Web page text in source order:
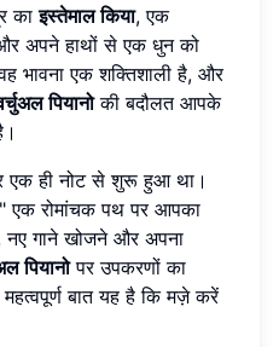
काइस्तेमाल किया, एक
अपने हाथों से एक धुन को
भावना एक शक्तिशाली है, और
पियानोकी बदौलत आपके
एक ही नोट से शुरू हुआ था।
एक रोमांचक पथ पर आपका
गाने खोजने और अपना
पियानोपर उपकरणों का
बात यह है कि मज़े करें